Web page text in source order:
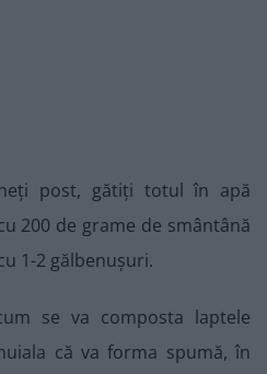
post, gătiți totul în apă
200 de grame de smântână
1-2 gălbenușuri.
se va composta laptele
că va forma spumă, în